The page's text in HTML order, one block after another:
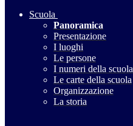
Scuola
Panoramica
Presentazione
I luoghi
Le persone
I numeri della scuola
Le carte della scuola
Organizzazione
La storia